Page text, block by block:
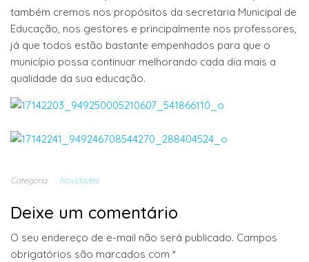
também cremos nos propósitos da secretaria Municipal de
Educação, nos gestores e principalmente nos professores,
já que todos estão bastante empenhados para que o
município possa continuar melhorando cada dia mais a
qualidade da sua educação.
Categoria Novidades
Deixe um comentário
O seu endereço de e-mail não será publicado. Campos
obrigatórios são marcados com *